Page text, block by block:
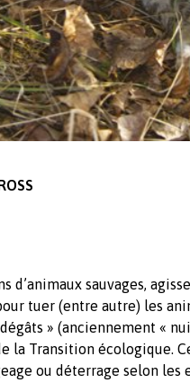
sauvages,
tuer (entre autre) les
» (anciennement «
la Transition écologique.
ou déterrage selon les